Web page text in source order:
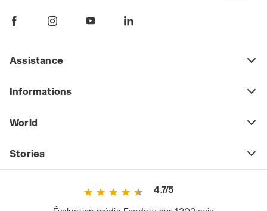
Assistance
Informations
World
Stories
4.7/5